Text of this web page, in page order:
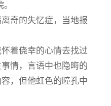
奇的失忆症，当地报
着侥幸的心情去找过
情，言语中也隐晦的
，但他虹色的瞳孔中